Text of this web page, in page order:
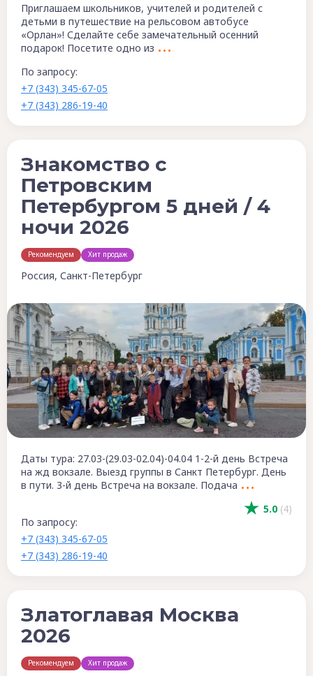
Приглашаем школьников, учителей и родителей с
детьми в путешествие на рельсовом автобусе
«Орлан»! Сделайте себе замечательный осенний
подарок! Посетите одно из
По запросу:
+7 (343) 345-67-05
+7 (343) 286-19-40
5.0 (4)
Знакомство с
Петровским
Петербургом 5 дней / 4
ночи 2026
Рекомендуем Хит продаж
Россия, Санкт-Петербург
Даты тура: 27.03-(29.03-02.04)-04.04 1-2-й день Встреча
на жд вокзале. Выезд группы в Санкт Петербург. День
в пути. 3-й день Встреча на вокзале. Подача
По запросу:
+7 (343) 345-67-05
+7 (343) 286-19-40
Златоглавая Москва
2026
Рекомендуем Хит продаж